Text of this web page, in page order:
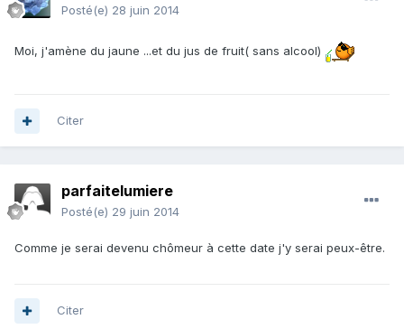
Posté(e) 28 juin 2014
Moi, j'amène du jaune ...et du jus de fruit( sans alcool)
Citer
parfaitelumiere
Posté(e) 29 juin 2014
Comme je serai devenu chômeur à cette date j'y serai peux-être.
Citer